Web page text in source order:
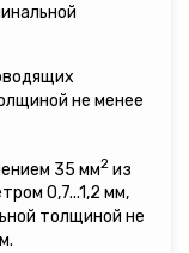
не менее
35 мм2 из
0,7...1,2 мм,
толщиной не